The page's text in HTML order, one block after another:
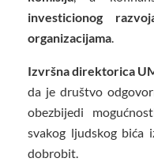
investicionog
organizacijama.
Izvršna direktorica
da je društvo
obezbijedi
svakog ljudskog bića
dobrobit.